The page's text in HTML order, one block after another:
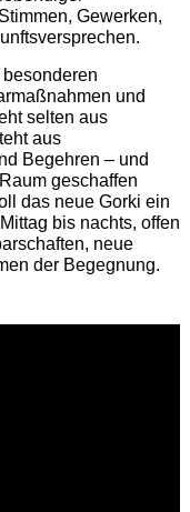
Gewerken,
und
selten aus
aus
Begehren – und
geschaffen
das neue Gorki ein
bis nachts, offen
neue
der Begegnung.